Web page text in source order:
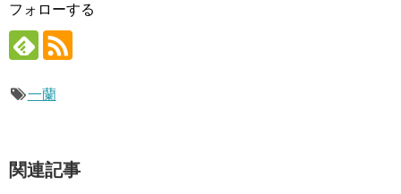
フォローする
一蘭
関連記事